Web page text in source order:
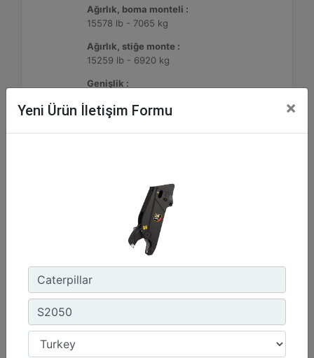
Ağırlık, boma monteli :
15578 lb - 7065 kg
Ağırlık, stiğe monte :
15259 lb - 6920 kg
Genişlik :
Detay Teklif Al
S2070
Yeni Ürün İletişim Formu ×